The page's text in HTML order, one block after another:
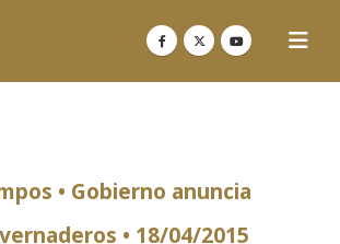
• Gobierno anuncia
• 18/04/2015